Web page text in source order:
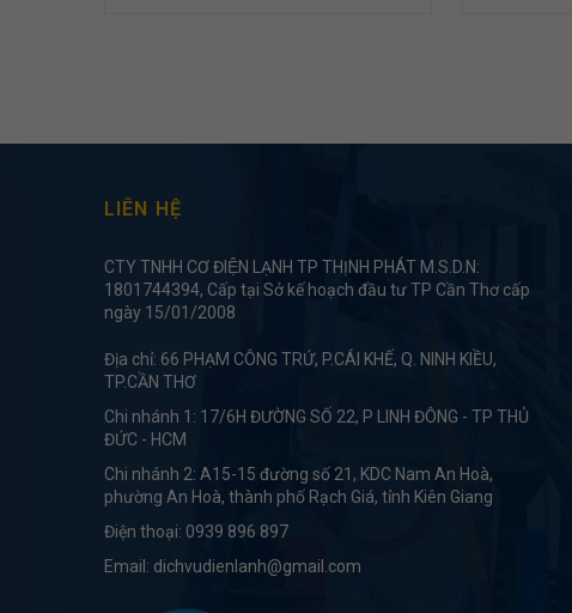
LIÊN HỆ
CTY TNHH CƠ ĐIỆN LẠNH TP THỊNH PHÁT M.S.D.N:
1801744394, Cấp tại Sở kế hoạch đầu tư TP Cần Thơ cấp
ngày 15/01/2008
Địa chỉ: 66 PHẠM CÔNG TRỨ, P.CÁI KHẾ, Q. NINH KIỀU,
TP.CẦN THƠ
Chi nhánh 1: 17/6H ĐƯỜNG SỐ 22, P LINH ĐÔNG - TP THỦ
ĐỨC - HCM
Chi nhánh 2: A15-15 đường số 21, KDC Nam An Hoà,
phường An Hoà, thành phố Rạch Giá, tỉnh Kiên Giang
Điện thoại: 0939 896 897
Email: dichvudienlanh@gmail.com